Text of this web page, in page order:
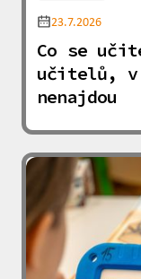
23.7.2026
Co se
učitelů, v
nenajdou